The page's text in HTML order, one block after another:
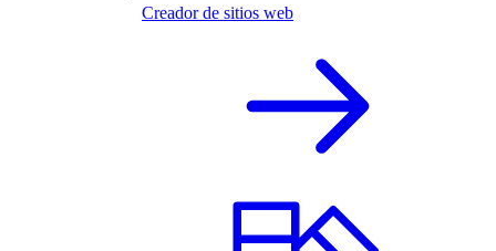
Creador de sitios web